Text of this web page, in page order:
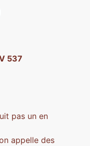
537
pas un en
appelle des